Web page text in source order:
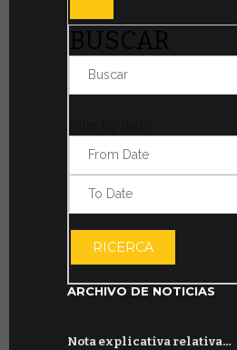
BUSCAR
RICERCA
ARCHIVO DE NOTICIAS
Nota explicativa relativa…